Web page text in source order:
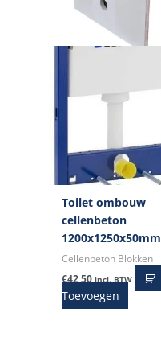
Toilet ombouw
cellenbeton
1200x1250x50mm
Cellenbeton Blokken
€42,50 incl. BTW
Toevoegen